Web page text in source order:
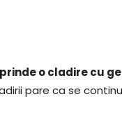
o cladire cu
pare ca se